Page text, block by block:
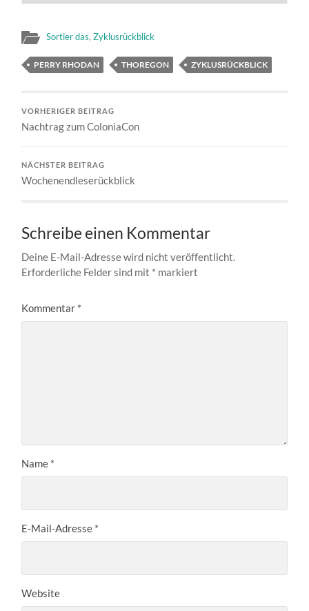
Sortier das,Zyklusrückblick
PERRY RHODAN THOREGON ZYKLUSRÜCKBLICK
VORHERIGER BEITRAG
Nachtrag zum ColoniaCon
NÄCHSTER BEITRAG
Wochenendleserückblick
Schreibe einen Kommentar
Deine E-Mail-Adresse wird nicht veröffentlicht.
Erforderliche Felder sind mit * markiert
Kommentar *
Name *
E-Mail-Adresse *
Website